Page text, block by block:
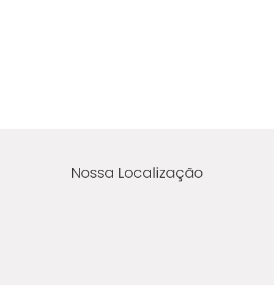
Nossa Localização